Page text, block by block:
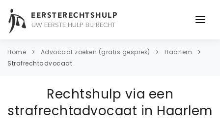
EERSTERECHTSHULP
UW EERSTE HULP BIJ RECHT
ONDERWERPEN
ADVOCAAT
OVER ONS
Home Advocaat zoeken (gratis gesprek)
Haarlem
Strafrechtadvocaat
Rechtshulp via een
strafrechtadvocaat in Haarlem